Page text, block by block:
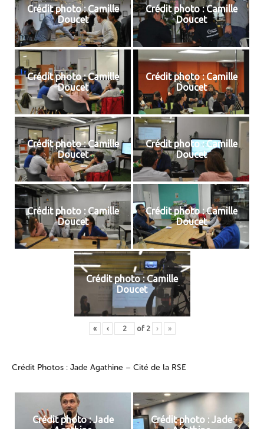
Crédit photo : Camille
Doucet
Crédit photo : Camille
Doucet
Crédit photo : Camille
Doucet
Crédit photo : Camille
Doucet
Crédit photo : Camille
Doucet
Crédit photo : Camille
Doucet
Crédit photo : Camille
Doucet
Crédit photo : Camille
Doucet
Crédit photo : Camille
Doucet
« ‹ of 2 › »
Crédit Photos : Jade Agathine – Cité de la RSE
Crédit photo : Jade
Crédit photo : Jade